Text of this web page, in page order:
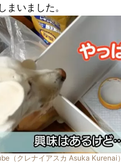
まいました。
（クレナイアスカ Asuka Kurenai）